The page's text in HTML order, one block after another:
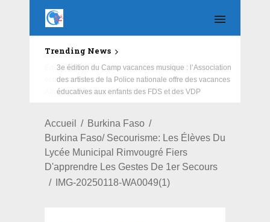
Trending News
Education : la fédération de la Russie rénove les
écoles primaire et collège du Camp Général
Aboubacar Sangoulé Lamizana
Accueil
Burkina Faso
Burkina Faso/ Secourisme: Les Élèves Du
Lycée Municipal Rimvougré Fiers
D'apprendre Les Gestes De 1er Secours
IMG-20250118-WA0049(1)